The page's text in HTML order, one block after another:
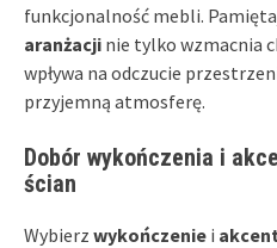
funkcjonalność mebli.
aranżacji nie tylko wzmacnia
wpływa na odczucie
przyjemną atmosferę.
Dobór wykończenia i
ścian
Wybierz wykończenie i